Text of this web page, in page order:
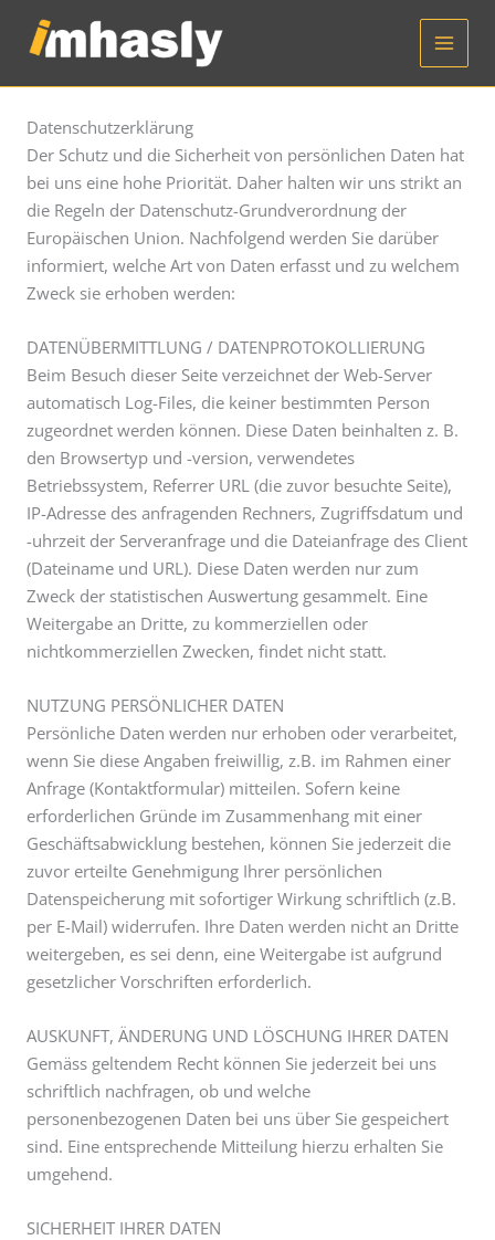
Inhalt
Datenschutzerklärung
Der Schutz und die Sicherheit von persönlichen Daten hat
bei uns eine hohe Priorität. Daher halten wir uns strikt an
die Regeln der Datenschutz-Grundverordnung der
Europäischen Union. Nachfolgend werden Sie darüber
informiert, welche Art von Daten erfasst und zu welchem
Zweck sie erhoben werden:
DATENÜBERMITTLUNG / DATENPROTOKOLLIERUNG
Beim Besuch dieser Seite verzeichnet der Web-Server
automatisch Log-Files, die keiner bestimmten Person
zugeordnet werden können. Diese Daten beinhalten z. B.
den Browsertyp und -version, verwendetes
Betriebssystem, Referrer URL (die zuvor besuchte Seite),
IP-Adresse des anfragenden Rechners, Zugriffsdatum und
-uhrzeit der Serveranfrage und die Dateianfrage des Client
(Dateiname und URL). Diese Daten werden nur zum
Zweck der statistischen Auswertung gesammelt. Eine
Weitergabe an Dritte, zu kommerziellen oder
nichtkommerziellen Zwecken, findet nicht statt.
NUTZUNG PERSÖNLICHER DATEN
Persönliche Daten werden nur erhoben oder verarbeitet,
wenn Sie diese Angaben freiwillig, z.B. im Rahmen einer
Anfrage (Kontaktformular) mitteilen. Sofern keine
erforderlichen Gründe im Zusammenhang mit einer
Geschäftsabwicklung bestehen, können Sie jederzeit die
zuvor erteilte Genehmigung Ihrer persönlichen
Datenspeicherung mit sofortiger Wirkung schriftlich (z.B.
per E-Mail) widerrufen. Ihre Daten werden nicht an Dritte
weitergeben, es sei denn, eine Weitergabe ist aufgrund
gesetzlicher Vorschriften erforderlich.
AUSKUNFT, ÄNDERUNG UND LÖSCHUNG IHRER DATEN
Gemäss geltendem Recht können Sie jederzeit bei uns
schriftlich nachfragen, ob und welche
personenbezogenen Daten bei uns über Sie gespeichert
sind. Eine entsprechende Mitteilung hierzu erhalten Sie
umgehend.
SICHERHEIT IHRER DATEN